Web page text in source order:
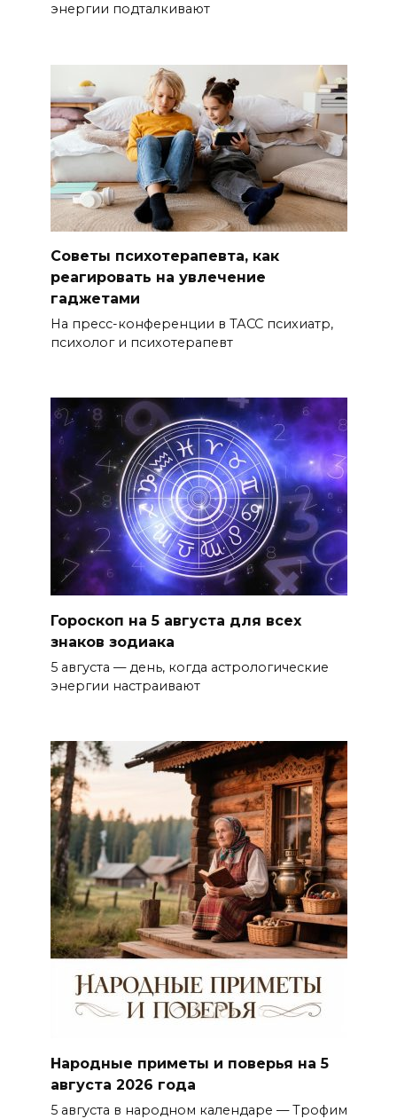
энергии подталкивают
Советы психотерапевта, как
реагировать на увлечение
гаджетами
На пресс-конференции в ТАСС психиатр,
психолог и психотерапевт
Гороскоп на 5 августа для всех
знаков зодиака
5 августа — день, когда астрологические
энергии настраивают
Народные приметы и поверья на 5
августа 2026 года
5 августа в народном календаре — Трофим